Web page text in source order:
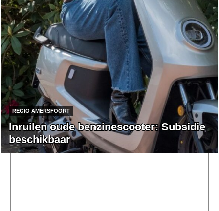
REGIO AMERSFOORT
Inruilen oude benzinescooter: Subsidie
beschikbaar